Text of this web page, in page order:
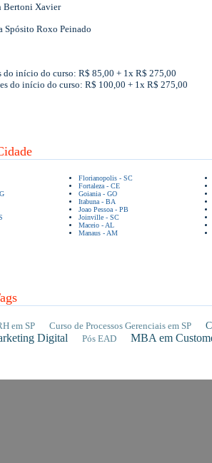
Bertoni Xavier
Spósito Roxo Peinado
do início do curso: R$ 85,00 + 1x R$ 275,00
do início do curso: R$ 100,00 + 1x R$ 275,00
Florianopolis - SC
Fortaleza - CE
Goiania - GO
Itabuna - BA
Joao Pessoa - PB
Joinville - SC
Maceio - AL
Manaus - AM
em SP Curso de Processos Gerenciais em SP
Digital Pós EAD MBA em